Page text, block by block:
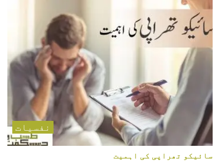
نفسیات
سائیکو تھراپی کی اہمیت